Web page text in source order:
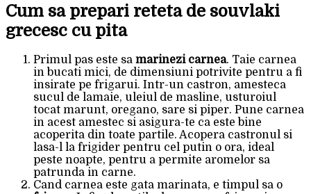
Cum sa prepari reteta de souvlaki
grecesc cu pita
Primul pas este sa marinezi carnea. Taie carnea
in bucati mici, de dimensiuni potrivite pentru a fi
insirate pe frigarui. Intr-un castron, amesteca
sucul de lamaie, uleiul de masline, usturoiul
tocat marunt, oregano, sare si piper. Pune carnea
in acest amestec si asigura-te ca este bine
acoperita din toate partile. Acopera castronul si
lasa-l la frigider pentru cel putin o ora, ideal
peste noapte, pentru a permite aromelor sa
patrunda in carne.
Cand carnea este gata marinata, e timpul sa o